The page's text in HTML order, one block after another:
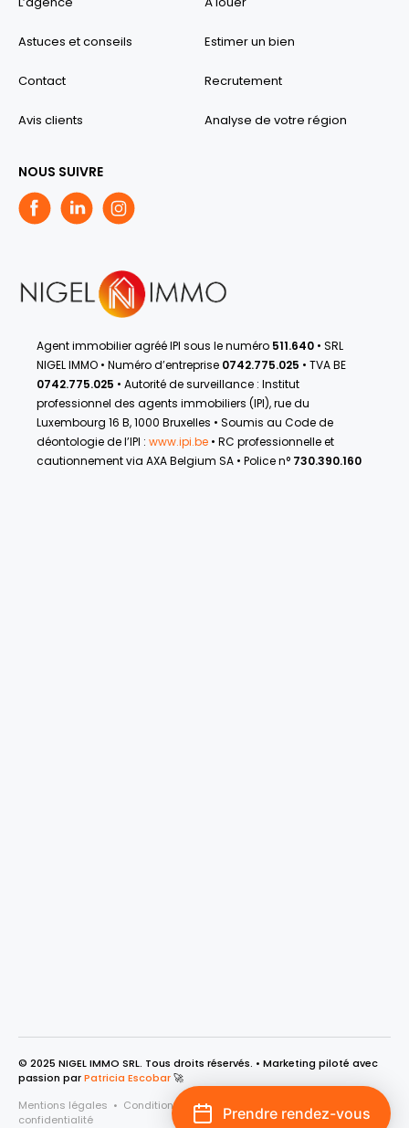
Astuces et conseils
Contact
Avis clients
Estimer un bien
Recrutement
Analyse de votre région
NOUS SUIVRE
Agent immobilier agréé IPI sous le numéro 511.640 • SRL
NIGEL IMMO • Numéro d’entreprise 0742.775.025 • TVA BE
0742.775.025 • Autorité de surveillance : Institut
professionnel des agents immobiliers (IPI), rue du
Luxembourg 16 B, 1000 Bruxelles • Soumis au Code de
déontologie de l’IPI : www.ipi.be • RC professionnelle et
cautionnement via AXA Belgium SA • Police n° 730.390.160
© 2025 NIGEL IMMO SRL. Tous droits réservés. • Marketing piloté avec
passion parPatricia Escobar🚀
Mentions légales • Conditions générales
Cookies• Politique de
confidentialité
Prendre rendez-vous